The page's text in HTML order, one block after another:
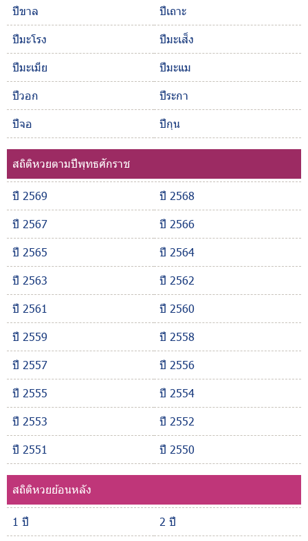
ปีขาล
ปีเถาะ
ปีมะโรง
ปีมะเส็ง
ปีมะเมีย
ปีมะแม
ปีวอก
ปีระกา
ปีจอ
ปีกุน
สถิติหวยตามปีพุทธศักราช
ปี 2569
ปี 2568
ปี 2567
ปี 2566
ปี 2565
ปี 2564
ปี 2563
ปี 2562
ปี 2561
ปี 2560
ปี 2559
ปี 2558
ปี 2557
ปี 2556
ปี 2555
ปี 2554
ปี 2553
ปี 2552
ปี 2551
ปี 2550
สถิติหวยย้อนหลัง
1 ปี
2 ปี